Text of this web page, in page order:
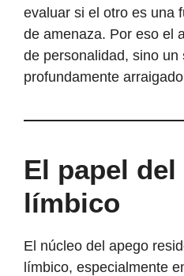
evaluar si el otro es una
de amenaza. Por eso el
de personalidad, sino un
profundamente
El papel
límbico
El núcleo del apego
límbico, especialmente